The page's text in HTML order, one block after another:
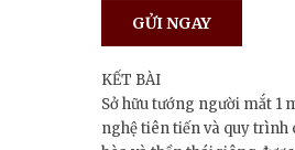
KẾT BÀI
Sở hữu tướng người mắt 1
nghệ tiên tiến và quy trình